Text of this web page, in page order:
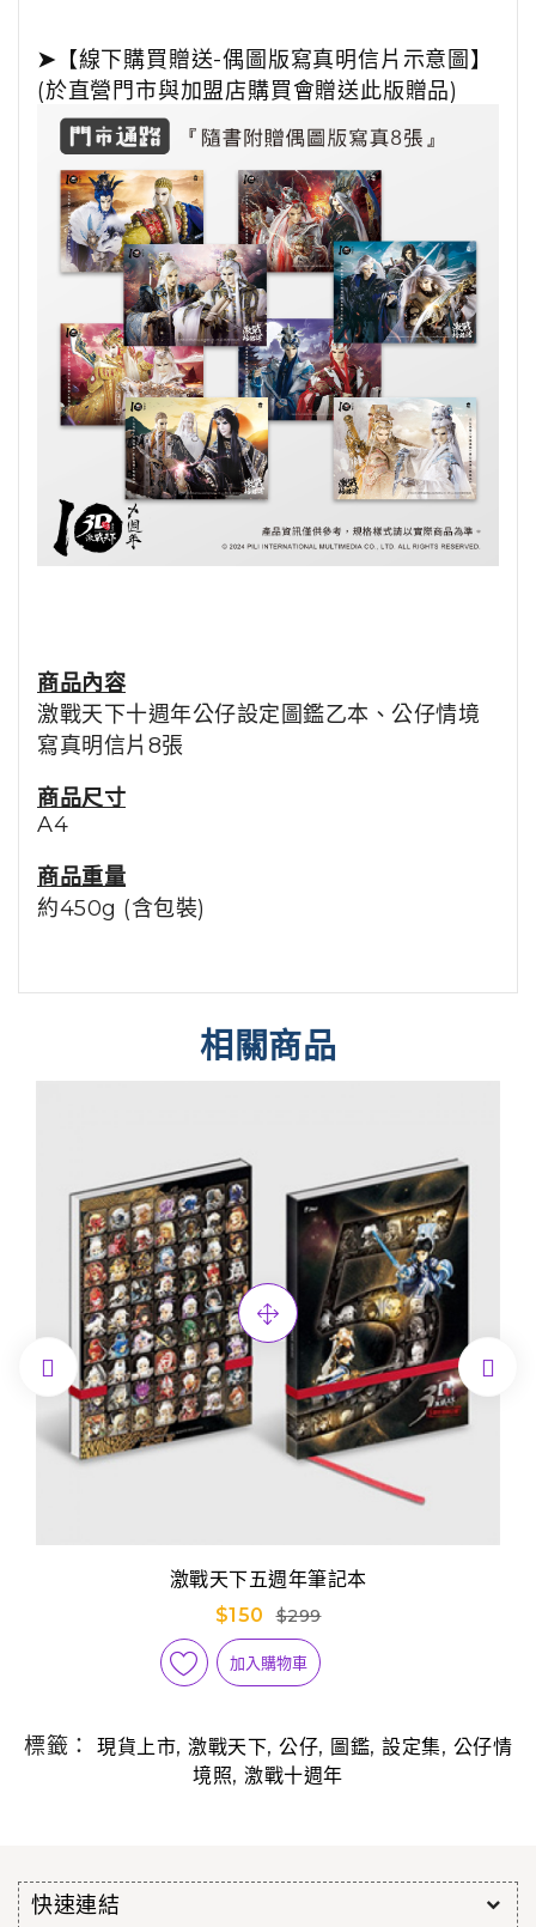
➤ 【線下購買贈送-偶圖版寫真明信片示意圖】
(於直營門市與加盟店購買會贈送此版贈品)
商品內容
激戰天下十週年公仔設定圖鑑乙本、公仔情境
寫真明信片8張
商品尺寸
A4
商品重量
約450g (含包裝)
相關商品
激戰天下五週年筆記本
$150
$299
加入購物車
 
標籤： 現貨上市, 激戰天下, 公仔, 圖鑑, 設定集, 公仔情
境照,激戰十週年
快速連結